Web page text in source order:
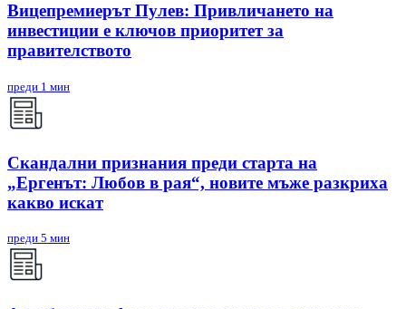
Вицепремиерът Пулев: Привличането на
инвестиции е ключов приоритет за
правителството
преди 1 мин
Скандални признания преди старта на
„Ергенът: Любов в рая“, новите мъже разкриха
какво искат
преди 5 мин